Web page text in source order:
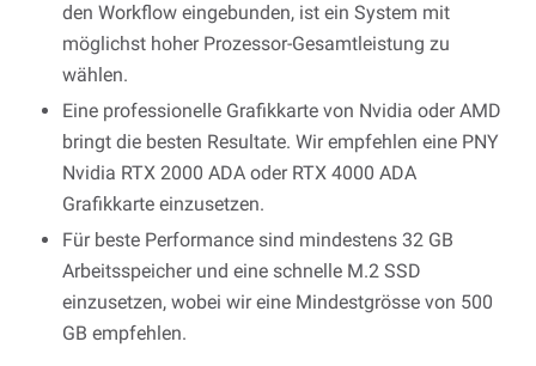
den Workflow eingebunden, ist ein System mit
möglichst hoher Prozessor-Gesamtleistung zu
wählen.
Eine professionelle Grafikkarte von Nvidia oder AMD
bringt die besten Resultate. Wir empfehlen eine PNY
Nvidia RTX 2000 ADA oder RTX 4000 ADA
Grafikkarte einzusetzen.
Für beste Performance sind mindestens 32 GB
Arbeitsspeicher und eine schnelle M.2 SSD
einzusetzen, wobei wir eine Mindestgrösse von 500
GB empfehlen.